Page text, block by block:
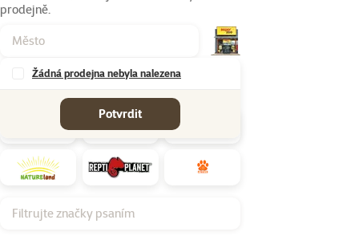
prodejně.
Žádná prodejna nebyla nalezena
Potvrdit
Filtrujte značky psaním